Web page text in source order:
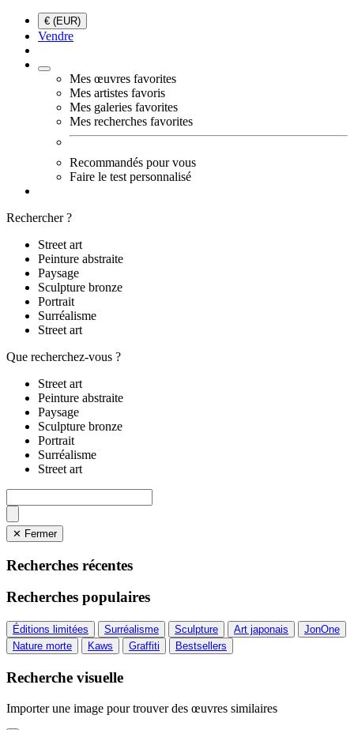
€ (EUR)
Vendre
Mes œuvres favorites
Mes artistes favoris
Mes galeries favorites
Mes recherches favorites
Recommandés pour vous
Faire le test personnalisé
Rechercher ?
Street art
Peinture abstraite
Paysage
Sculpture bronze
Portrait
Surréalisme
Street art
Que recherchez-vous ?
Street art
Peinture abstraite
Paysage
Sculpture bronze
Portrait
Surréalisme
Street art
✕ Fermer
Recherches récentes
Recherches populaires
Éditions limitées Surréalisme Sculpture Art japonais
JonOne
Nature morte
Kaws Graffiti Bestsellers
Recherche visuelle
Importer une image pour trouver des œuvres similaires